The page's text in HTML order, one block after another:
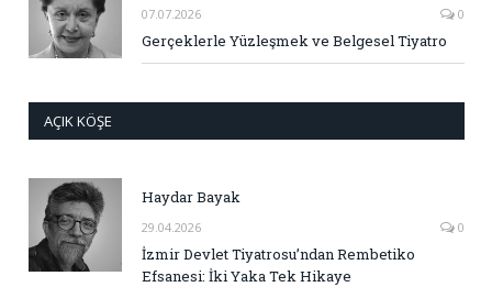
07.07.2026 0
Gerçeklerle Yüzleşmek ve Belgesel Tiyatro
AÇIK KÖŞE
Haydar Bayak
29.04.2026 0
İzmir Devlet Tiyatrosu’ndan Rembetiko
Efsanesi: İki Yaka Tek Hikaye